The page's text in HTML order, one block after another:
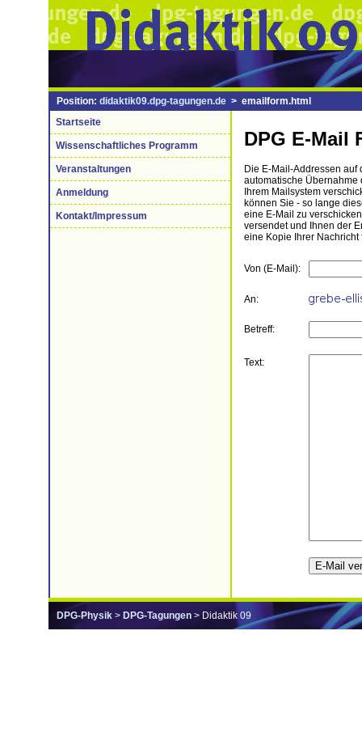
Position: didaktik09.dpg-tagungen.de > emailform.html
Startseite
Wissenschaftliches Programm
Veranstaltungen
Anmeldung
Kontakt/Impressum
DPG E-Mail
Die E-Mail-Addressen
automatische Übernahme
Ihrem Mailsystem
können Sie - so lange
eine E-Mail zu
versendet und Ihnen der
eine Kopie Ihrer
Von (E-Mail):
An:
Betreff:
Text:
DPG-Physik > DPG-Tagungen > Didaktik 09